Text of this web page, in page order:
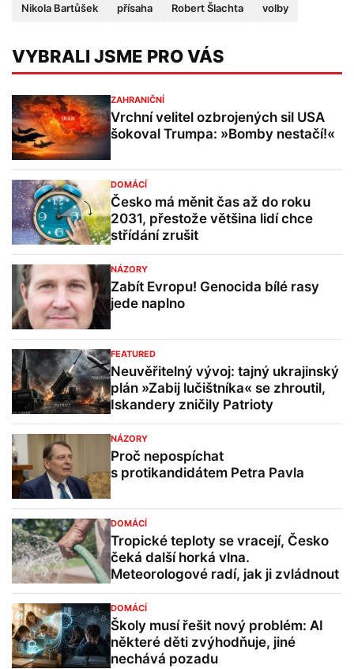
Nikola Bartůšek přísaha Robert Šlachta volby
VYBRALI JSME PRO VÁS
ZAHRANIČNÍ
Vrchní velitel ozbrojených sil USA
šokoval Trumpa: »Bomby nestačí!«
DOMÁCÍ
Česko má měnit čas až do roku
2031, přestože většina lidí chce
střídání zrušit
NÁZORY
Zabít Evropu! Genocida bílé rasy
jede naplno
FEATURED
Neuvěřitelný vývoj: tajný ukrajinský
plán »Zabij lučištníka« se zhroutil,
Iskandery zničily Patrioty
NÁZORY
Proč nepospíchat
s protikandidátem Petra Pavla
DOMÁCÍ
Tropické teploty se vracejí, Česko
čeká další horká vlna.
Meteorologové radí, jak ji zvládnout
DOMÁCÍ
Školy musí řešit nový problém: AI
některé děti zvýhodňuje, jiné
nechává pozadu